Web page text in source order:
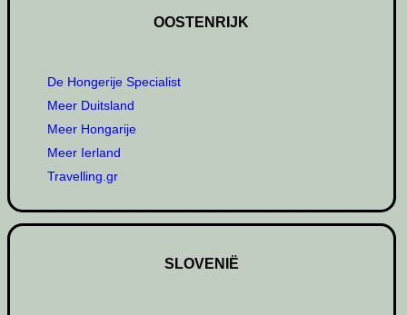
OOSTENRIJK
De Hongerije Specialist
Meer Duitsland
Meer Hongarije
Meer Ierland
Travelling.gr
SLOVENIË